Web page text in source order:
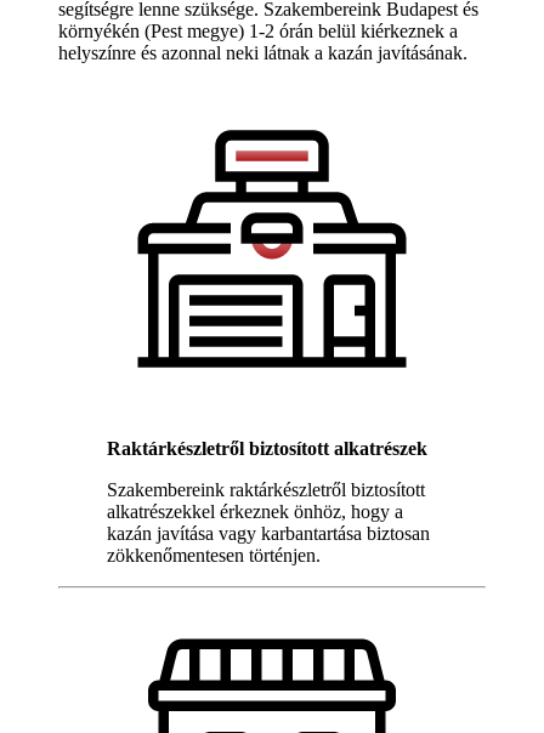
segítségre lenne szüksége. Szakembereink Budapest és
környékén (Pest megye) 1-2 órán belül kiérkeznek a
helyszínre és azonnal neki látnak a kazán javításának.
Raktárkészletről biztosított alkatrészek
Szakembereink raktárkészletről biztosított
alkatrészekkel érkeznek önhöz, hogy a
kazán javítása vagy karbantartása biztosan
zökkenőmentesen történjen.